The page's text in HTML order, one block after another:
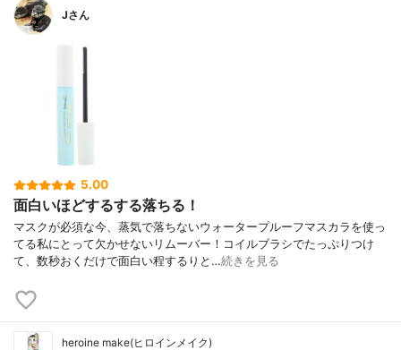
Jさん
5.00
面白いほどするする落ちる！
マスクが必須な今、蒸気で落ちないウォータープルーフマスカラを使っ
てる私にとって欠かせないリムーバー！コイルブラシでたっぷりつけ
て、数秒おくだけで面白い程するりと…続きを見る
heroine make(ヒロインメイク)